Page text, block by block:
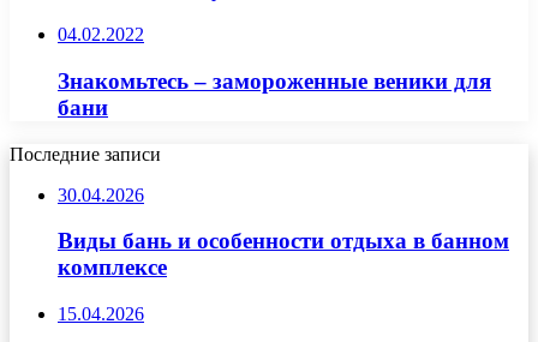
04.02.2022
Знакомьтесь – замороженные веники для
бани
Последние записи
30.04.2026
Виды бань и особенности отдыха в банном
комплексе
15.04.2026